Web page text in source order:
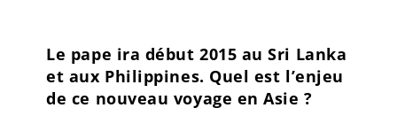
Le pape ira début 2015 au Sri Lanka
et aux Philippines. Quel est l’enjeu
de ce nouveau voyage en Asie ?